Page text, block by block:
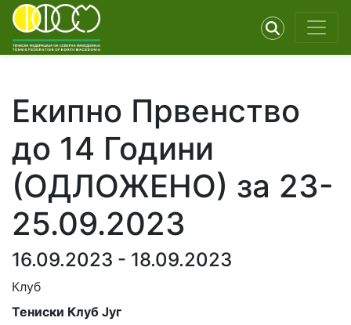
Екипно Првенство
до 14 Години
(ОДЛОЖЕНО) за 23-
25.09.2023
16.09.2023 - 18.09.2023
Клуб
Тениски Клуб Југ